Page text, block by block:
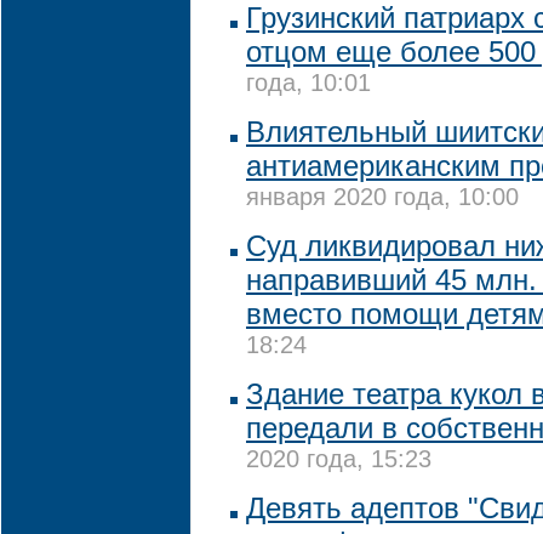
Грузинский патриарх
отцом еще более 500
года, 10:01
Влиятельный
антиамериканским
января 2020 года, 10:00
Суд ликвидировал
направивший 45
вместо помощи
18:24
Здание театра кукол
передали в
2020 года, 15:23
Девять адептов